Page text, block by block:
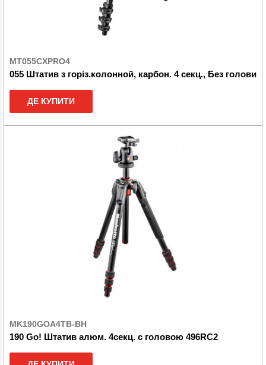
MT055CXPRO4
055 Штатив з горіз.колонной, карбон. 4 секц., Без голови
ДЕ КУПИТИ
MK190GOA4TB-BH
190 Go! Штатив алюм. 4секц. c головою 496RC2